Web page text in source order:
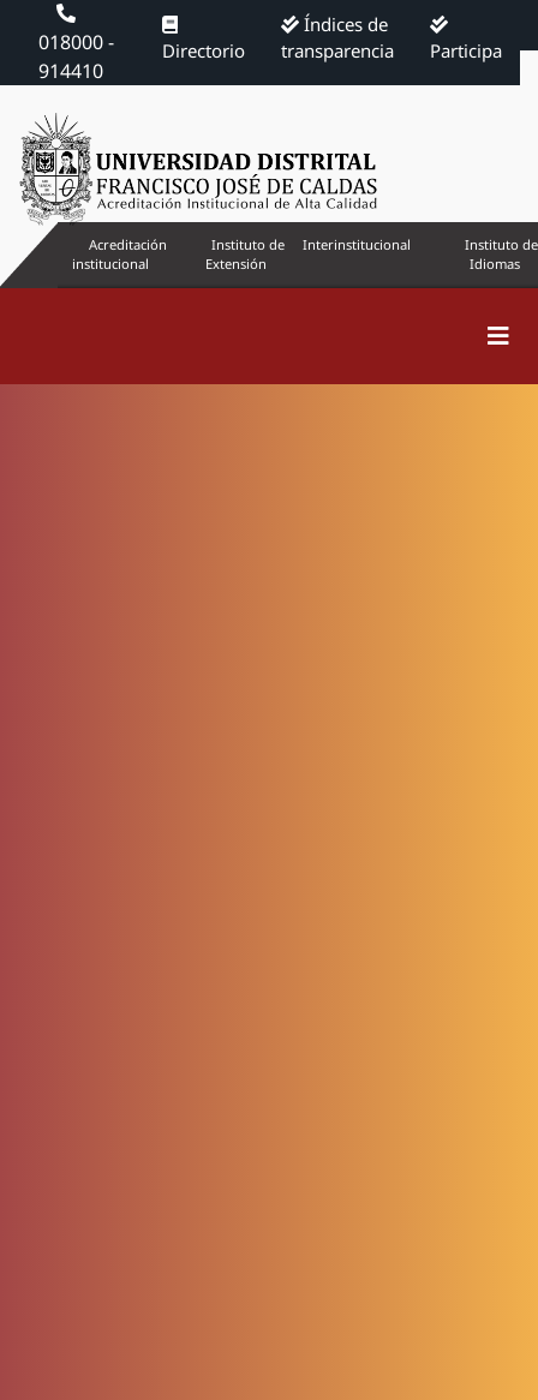
018000 -
914410
Directorio
Índices de
transparencia
Participa
Acreditación
institucional
Instituto de
Extensión
Interinstitucional
Instituto de
Idiomas